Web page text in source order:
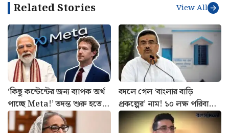
ভারত–মার্কিন সম্পর্ক ঘিরে তৈরি এই অস্থিরতার মধ্যেই থারুরের
(Shashi Tharoor) মন্তব্য বিশেষ তাৎপর্যপূর্ণ হয়ে উঠেছে।
একদিকে মার্কিন প্রশাসনের হুঁশিয়ারি, অন্যদিকে ভারতকে ‘বিশ্বস্ত
অংশীদার’ হিসেবে তুলে ধরার কূটনৈতিক প্রয়াস—এই দুইয়ের
মাঝেই চলছে দুই দেশের সম্পর্কের সূক্ষ্ম ভারসাম্য রক্ষার প্রচেষ্টা।
Related Stories View All